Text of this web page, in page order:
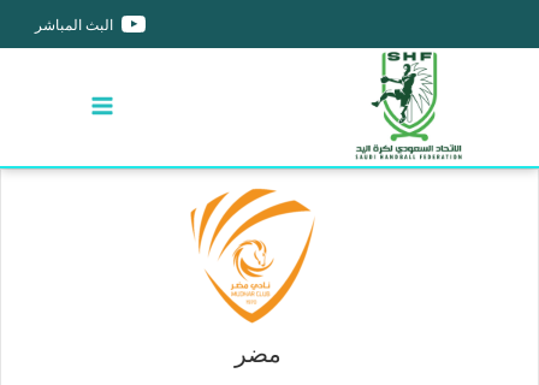
البث المباشر
مضر